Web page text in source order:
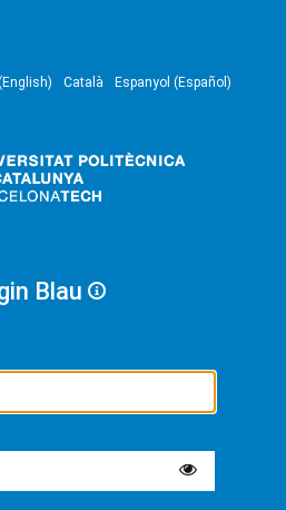
Català Espanyol (Español)
Blau